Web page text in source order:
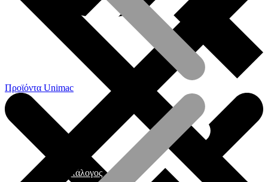
Γενικός Κατάλογος
Προϊόντα Unimac